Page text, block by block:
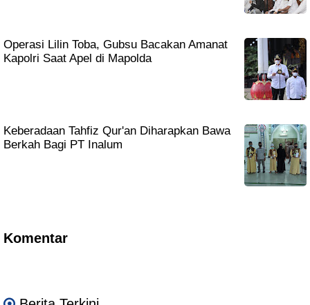
Operasi Lilin Toba, Gubsu Bacakan Amanat
Kapolri Saat Apel di Mapolda
Keberadaan Tahfiz Qur'an Diharapkan Bawa
Berkah Bagi PT Inalum
Komentar